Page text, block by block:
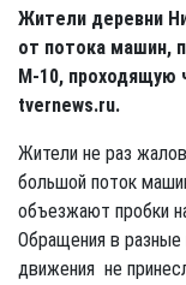
Жители деревни
от потока машин,
М-10, проходящую
tvernews.ru.
Жители не раз
большой поток
объезжают пробки
Обращения в разные
движения не